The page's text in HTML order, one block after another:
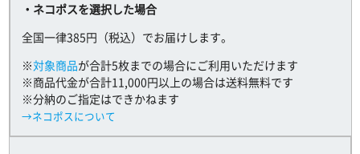
・ネコポスを選択した場合
全国一律385円（税込）でお届けします。
※対象商品が合計5枚までの場合にご利用いただけます
※商品代金が合計11,000円以上の場合は送料無料です
※分納のご指定はできかねます
→ネコポスについて